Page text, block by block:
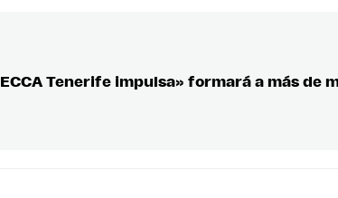
Tenerife impulsa» formará a más de